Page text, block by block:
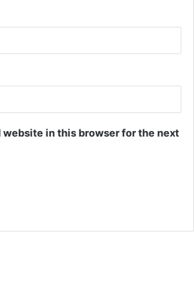
in this browser for the next